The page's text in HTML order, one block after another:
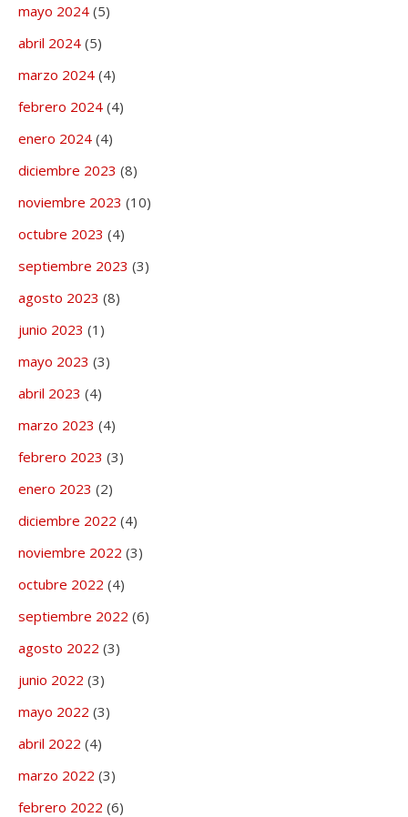
mayo 2024 (5)
abril 2024 (5)
marzo 2024 (4)
febrero 2024 (4)
enero 2024 (4)
diciembre 2023 (8)
noviembre 2023 (10)
octubre 2023 (4)
septiembre 2023 (3)
agosto 2023 (8)
junio 2023 (1)
mayo 2023 (3)
abril 2023 (4)
marzo 2023 (4)
febrero 2023 (3)
enero 2023 (2)
diciembre 2022 (4)
noviembre 2022 (3)
octubre 2022 (4)
septiembre 2022 (6)
agosto 2022 (3)
junio 2022 (3)
mayo 2022 (3)
abril 2022 (4)
marzo 2022 (3)
febrero 2022 (6)